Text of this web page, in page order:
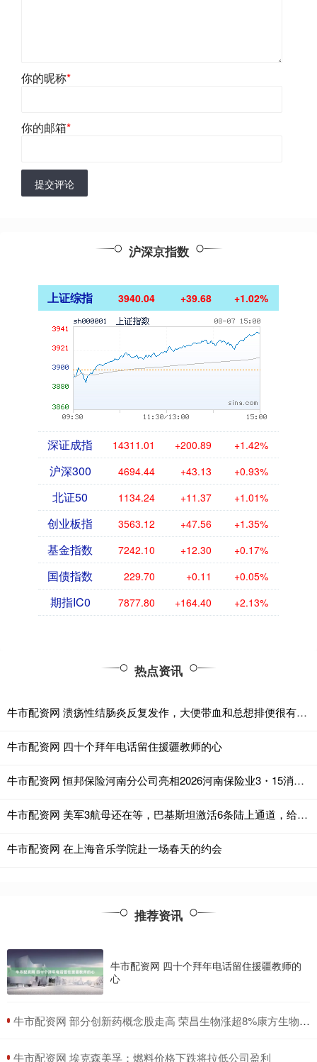
你的昵称*
你的邮箱*
提交评论
沪深京指数
上证综指 3940.04 +39.68 +1.02%
深证成指 14311.01 +200.89 +1.42%
沪深300 4694.44 +43.13 +0.93%
北证50 1134.24 +11.37 +1.01%
创业板指 3563.12 +47.56 +1.35%
基金指数 7242.10 +12.30 +0.17%
国债指数 229.70 +0.11 +0.05%
期指IC0 7877.80 +164.40 +2.13%
热点资讯
牛市配资网 溃疡性结肠炎反复发作，大便带血和总想排便很有特点
牛市配资网 四十个拜年电话留住援疆教师的心
牛市配资网 恒邦保险河南分公司亮相2026河南保险业3・15消保公益行 暖心守护金融消费安全
牛市配资网 美军3航母还在等，巴基斯坦激活6条陆上通道，给伊朗送出一条生路
牛市配资网 在上海音乐学院赴一场春天的约会
推荐资讯
牛市配资网 四十个拜年电话留住援疆教师的
心
​牛市配资网 部分创新药概念股走高 荣昌生物涨超8%康方生物涨超5%
​牛市配资网 埃克森美孚：燃料价格下跌将拉低公司盈利